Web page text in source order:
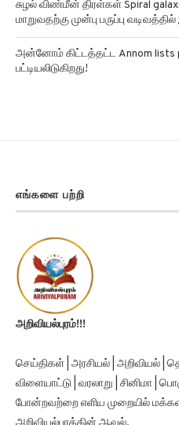
மாறுவதற்கு முன்பு பருப்பு வடிவத்தில்
அன்னோம் கிட்டத்தட்ட Annom lists
பட்டியலிடுகிறது!
எங்களை பற்றி
அறிவியல்புரம்!!!
செய்திகள் | அரசியல் | அறிவியல் |
விளையாட்டு | வரலாறு | சினிமா |
போன்றவற்றை எளிய முறையில்
அறிவியல்புரத்தின் ஆவல்.